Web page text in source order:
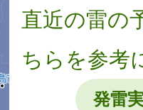
直近の雷の
ちらを参考
発雷